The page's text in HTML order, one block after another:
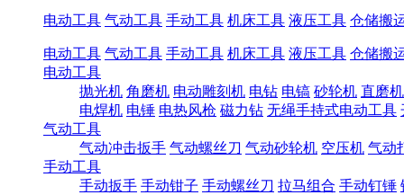
电动工具 气动工具 手动工具 机床工具 液压工具 仓储搬
电动工具 气动工具 手动工具 机床工具 液压工具 仓储搬
电动工具
抛光机 角磨机 电动雕刻机 电钻 电镐 砂轮机 直磨机
电焊机 电锤 电热风枪 磁力钻 无绳手持式电动工具
气动工具
气动冲击扳手 气动螺丝刀 气动砂轮机 空压机 气动
手动工具
手动扳手 手动钳子 手动螺丝刀 拉马组合 手动钉锤